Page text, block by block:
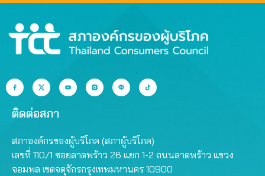
ติดต่อสภา
สภาองค์กรของผู้บริโภค (สภาผู้บริโภค)
เลขที่ 110/1 ซอยลาดพร้าว 26 แยก 1-2 ถนนลาดพร้าว แขวง
จอมพล เขตจตุจักรกรุงเทพมหานคร 10900